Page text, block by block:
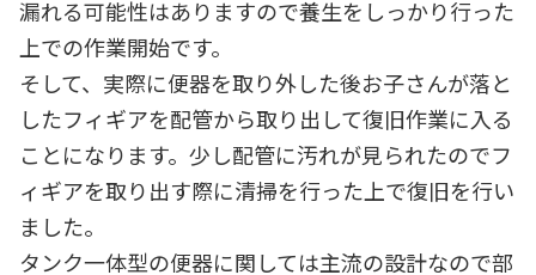
漏れる可能性はありますので養生をしっかり行った
上での作業開始です。
そして、実際に便器を取り外した後お子さんが落と
したフィギアを配管から取り出して復旧作業に入る
ことになります。少し配管に汚れが見られたのでフ
ィギアを取り出す際に清掃を行った上で復旧を行い
ました。
タンク一体型の便器に関しては主流の設計なので部